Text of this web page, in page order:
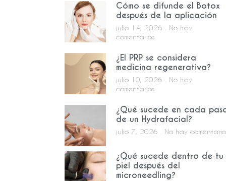
Cómo se difunde el Botox
después de la aplicación
julio 14, 2026
No hay
comentarios
¿El PRP se considera
medicina regenerativa?
julio 10, 2026
No hay
comentarios
¿Qué sucede en cada
de un Hydrafacial?
julio 7, 2026 No hay
¿Qué sucede dentro de tu
piel después del
microneedling?